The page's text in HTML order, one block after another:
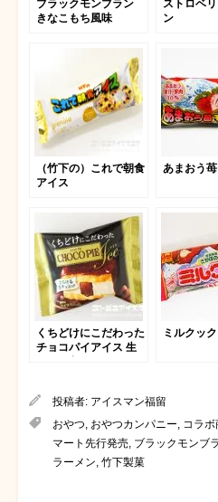
ブラックモンブラン
きなこもち風味
ストロベ
ン
（竹下の）これで朝食
アイス
あまおう
くちどけにこだわった
チョコパイアイス 生
ミルクッ
投稿者: アイスマン福留
おやつ, おやつカンパニー, コラボ
マート先行発売, ブラックモンブ
ラーメン, 竹下製菓